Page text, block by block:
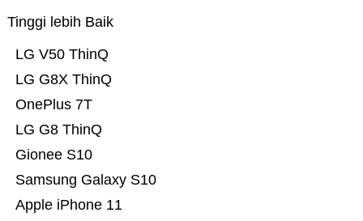
Tinggi lebih Baik
Apple iPhone 11
Samsung Galaxy S10
Gionee S10
LG G8 ThinQ
OnePlus 7T
LG G8X ThinQ
LG V50 ThinQ